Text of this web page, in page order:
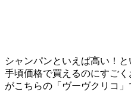
シャンパンといえば高い！
手頃価格で買えるのにすご
がこちらの「ヴーヴクリコ」